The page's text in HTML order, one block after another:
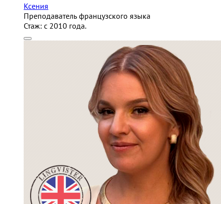
Ксения
Преподаватель французского языка
Стаж: c 2010 года.